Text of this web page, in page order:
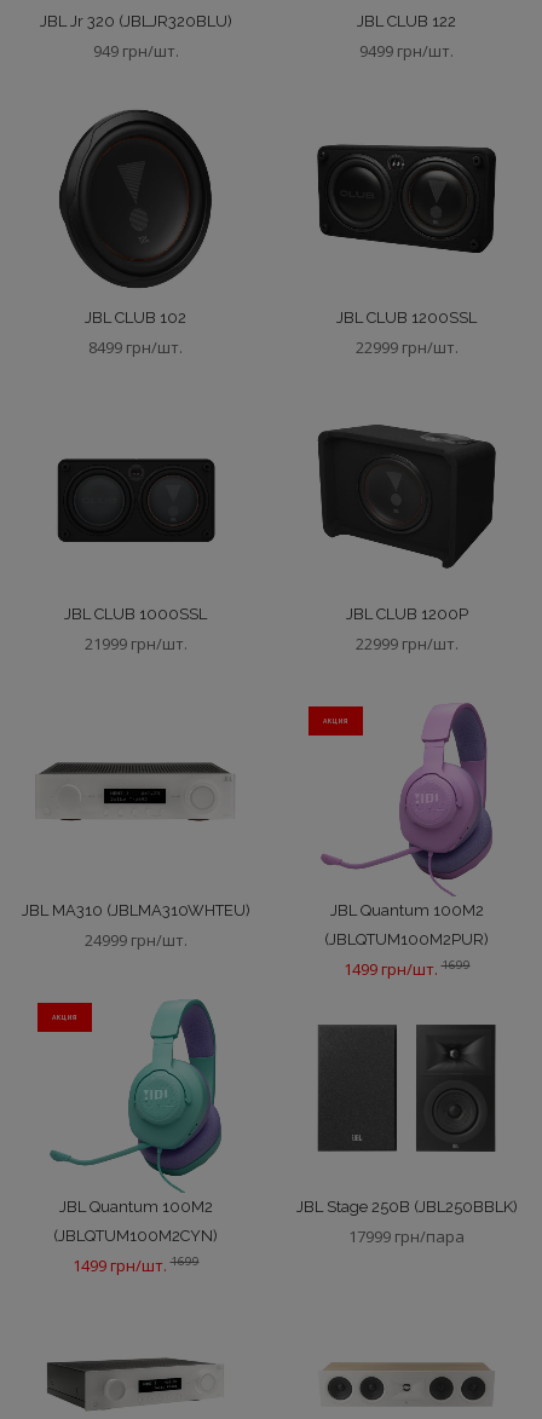
JBL Jr 320 (JBLJR320BLU)
949 грн/шт.
JBL CLUB 122
9499 грн/шт.
JBL CLUB 102
8499 грн/шт.
JBL CLUB 1200SSL
22999 грн/шт.
JBL CLUB 1000SSL
21999 грн/шт.
JBL CLUB 1200P
22999 грн/шт.
JBL MA310 (JBLMA310WHTEU)
24999 грн/шт.
АКЦИЯ
JBL Quantum 100M2
(JBLQTUM100M2PUR)
1499 грн/шт.1699
АКЦИЯ
JBL Quantum 100M2
(JBLQTUM100M2CYN)
1499 грн/шт.1699
JBL Stage 250B (JBL250BBLK)
17999 грн/пара